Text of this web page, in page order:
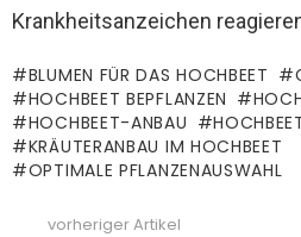
Krankheitsanzeichen
BLUMEN FÜR DAS HOCHBEET
HOCHBEET BEPFLANZEN
HOCHBEET-ANBAU
KRÄUTERANBAU IM HOCHBEET
OPTIMALE PFLANZENAUSWAHL
vorheriger Artikel